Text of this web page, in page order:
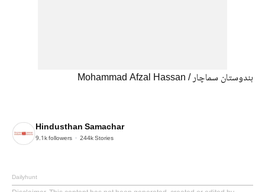
ہندوستان سماچار / Mohammad Afzal Hassan
Hindusthan Samachar
9.1kfollowers 244kStories
Dailyhunt